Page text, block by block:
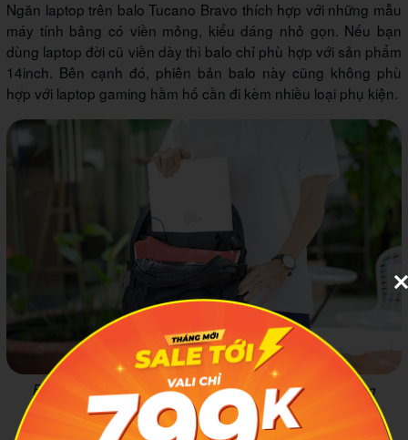
Ngăn laptop trên balo Tucano Bravo thích hợp với những mẫu
máy tính bảng có viền mỏng, kiểu dáng nhỏ gọn. Nếu bạn
dùng laptop đời cũ viền dày thì balo chỉ phù hợp với sản phẩm
14inch. Bên cạnh đó, phiên bản balo này cũng không phù
hợp với laptop gaming hầm hố cần đi kèm nhiều loại phụ kiện.
Balo Tucano Bravo phù hợp với các dòng laptop mỏng
nhẹ như Macbook